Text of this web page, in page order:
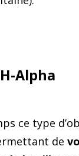
Alpha
ce type
de